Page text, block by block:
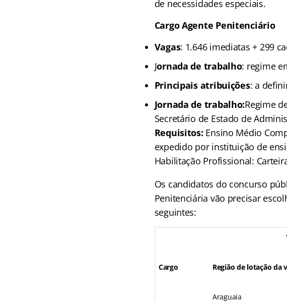
de necessidades especiais.
Cargo Agente Penitenciário
Vagas: 1.646 imediatas + 299
Jornada de trabalho: regime
Principais atribuições: a
Jornada de trabalho:Regime
Secretário de Estado de
Requisitos: Ensino Médio
expedido por instituição de
Habilitação Profissional:
Os candidatos do concurso
Penitenciária vão precisar
seguintes:
Cargo Região de lotação da
Araguaia